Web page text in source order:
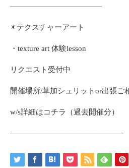
—————————————
✴︎テクスチャーアート
・texture art 体験lesson
リクエスト受付中
開催場所/草加シュリットor出張ご
w/s詳細はコチラ（過去開催分）
———————————————